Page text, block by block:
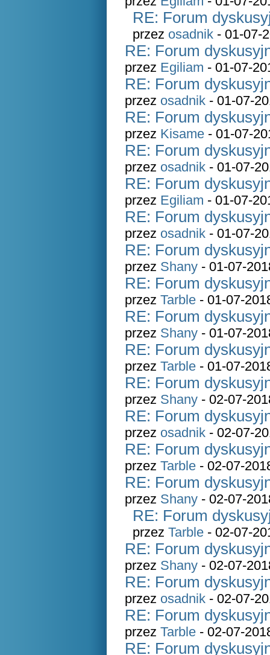
RE: Forum
przez osadnik - 01-07-
RE: Forum
przez Egiliam - 01-07-
RE: Forum
przez osadnik - 01-07-
RE: Forum
przez Kisame - 01-07-
RE: Forum
przez osadnik - 01-07-
RE: Forum
przez Egiliam - 01-07-
RE: Forum
przez osadnik - 01-07-
RE: Forum
przez Shany - 01-07-
RE: Forum
przez Tarble - 01-07-
RE: Forum
przez Shany - 01-07-
RE: Forum
przez Tarble - 01-07-
RE: Forum
przez Shany - 02-07-
RE: Forum
przez osadnik - 02-07-
RE: Forum
przez Tarble - 02-07-
RE: Forum
przez Shany - 02-07-
RE: Forum
przez Tarble - 02-07-
RE: Forum
przez Shany - 02-07-
RE: Forum
przez osadnik - 02-07-
RE: Forum
przez Tarble - 02-07-
RE: Forum